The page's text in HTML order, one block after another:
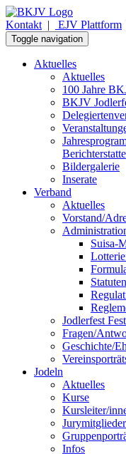
Kontakt | EJV Plattform
Toggle navigation
Aktuelles
Aktuelles
100 Jahre
BKJV
Bildergalerie
Inserate
Verband
Aktuelles
Vorstand/
Suisa-
Statuten
Jodlerfest
Fragen/
Geschichte/
Jodeln
Aktuelles
Kurse
Kursleiter/
Jurymitglieder
Infos